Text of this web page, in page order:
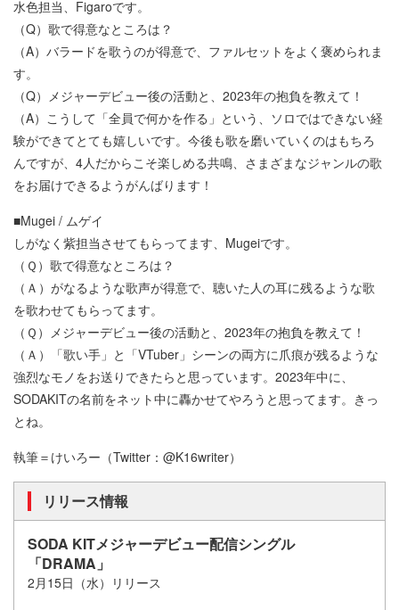
水色担当、Figaroです。
（Q）歌で得意なところは？
（A）バラードを歌うのが得意で、ファルセットをよく褒められま
す。
（Q）メジャーデビュー後の活動と、2023年の抱負を教えて！
（A）こうして「全員で何かを作る」という、ソロではできない経
験ができてとても嬉しいです。今後も歌を磨いていくのはもちろ
んですが、4人だからこそ楽しめる共鳴、さまざまなジャンルの歌
をお届けできるようがんばります！
■Mugei / ムゲイ
しがなく紫担当させてもらってます、Mugeiです。
（Ｑ）歌で得意なところは？
（Ａ）がなるような歌声が得意で、聴いた人の耳に残るような歌
を歌わせてもらってます。
（Ｑ）メジャーデビュー後の活動と、2023年の抱負を教えて！
（Ａ）「歌い手」と「VTuber」シーンの両方に爪痕が残るような
強烈なモノをお送りできたらと思っています。2023年中に、
SODAKITの名前をネット中に轟かせてやろうと思ってます。きっ
とね。
執筆＝けいろー（Twitter：@K16writer）
リリース情報
SODA KITメジャーデビュー配信シングル
「DRAMA」
2月15日（水）リリース